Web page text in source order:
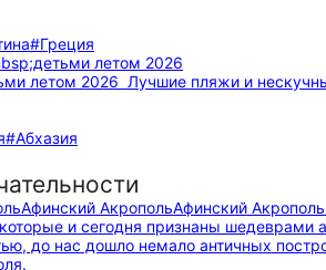
#Греция
летом 2026 Лучшие пляжи и
#Абхазия
Афинский АкропольАфинский
и сегодня признаны
до нас дошло немало античных